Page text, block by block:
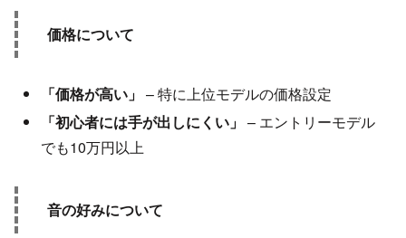
価格について
「価格が高い」 – 特に上位モデルの価格設定
「初心者には手が出しにくい」 – エントリーモデル
でも10万円以上
音の好みについて